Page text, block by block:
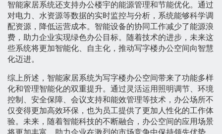
智能家居系统还支持办公楼宇的能源管理和节能优化。通过
对电力、水资源等数据的实时监控与分析，系统能够科学调
配资源，降低运营成本。智能设备的协同工作减少了能源浪
费，助力企业实现绿色办公目标。随着技术的进步，未来这
些系统将更加智能化、自主化，推动写字楼办公空间向智慧
化迈进。
综上所述，智能家居系统为写字楼办公空间带来了功能多样
化和管理智能化的双重提升。通过灵活运用照明调节、环境
控制、安全保障、会议支持和能效管理等技术，办公场所不
仅变得更加高效环保，也为员工提供了更加人性化的工作体
验。未来，随着智能科技的不断融合，办公空间的应用场景